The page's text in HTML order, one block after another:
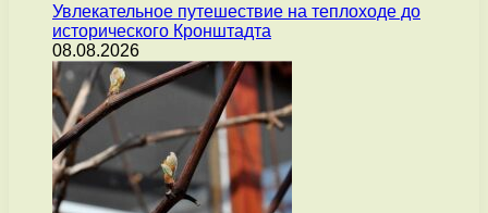
Увлекательное путешествие на теплоходе до
исторического Кронштадта
08.08.2026